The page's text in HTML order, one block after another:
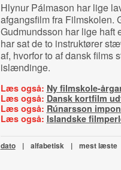
Hlynur Pálmason har lige
afgangsfilm fra Filmskolen.
Gudmundsson har lige haft
har sat de to instruktører
af, hvorfor to af dansk films
islændinge.
Læs også: Ny filmskole-
Læs også: Dansk kortfilm
Læs også: Rúnarsson
Læs også: Islandske
dato | alfabetisk | mest læste